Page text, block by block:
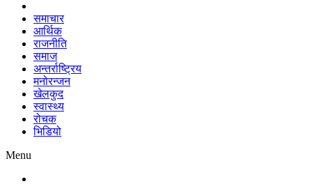
समाचार
आर्थिक
राजनीति
समाज
अन्तर्राष्ट्रिय
मनोरन्जन
खेलकुद
स्वास्थ्य
रोचक
भिडियो
Menu